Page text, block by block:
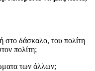
στο δάσκαλο, του πολίτη
πολίτη;
των άλλων;